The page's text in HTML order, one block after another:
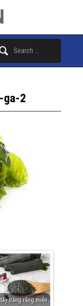
ga-2
trắng răng miễn